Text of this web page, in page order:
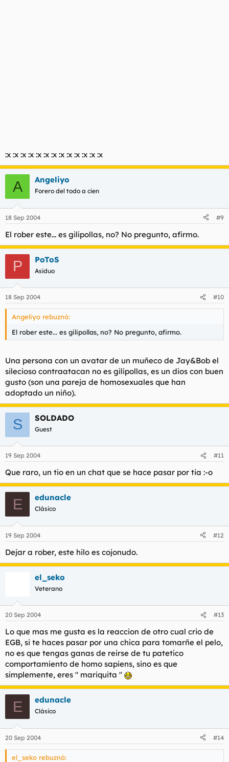
:x :x :x :x :x :x :x :x :x :x :x :x :x
A Angeliyo
Forero del todo a cien
18 Sep 2004 #9
El rober este... es gilipollas, no? No pregunto, afirmo.
P PoToS
Asiduo
18 Sep 2004 #10
Angeliyo rebuznó:
El rober este... es gilipollas, no? No pregunto, afirmo.
Una persona con un avatar de un muñeco de Jay&Bob el
silecioso contraatacan no es gilipollas, es un dios con buen
gusto (son una pareja de homosexuales que han
adoptado un niño).
S SOLDADO
Guest
19 Sep 2004 #11
Que raro, un tio en un chat que se hace pasar por tia :-o
E edunacle
Clásico
19 Sep 2004 #12
Dejar a rober, este hilo es cojonudo.
el_seko
Veterano
20 Sep 2004 #13
Lo que mas me gusta es la reaccion de otro cual crio de
EGB, si te haces pasar por una chica para tomarñe el pelo,
no es que tengas ganas de reirse de tu patetico
comportamiento de homo sapiens, sino es que
simplemente, eres " mariquita "
E edunacle
Clásico
20 Sep 2004 #14
el_seko rebuznó: